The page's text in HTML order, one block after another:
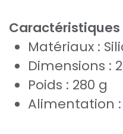
Caractéristiques
Matériaux :
Dimensions :
Poids : 280 g
Alimentation :